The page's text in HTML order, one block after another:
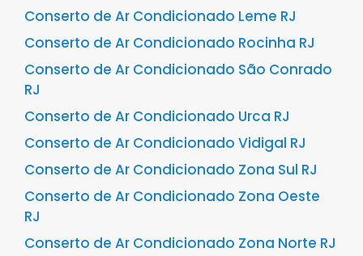
Conserto de Ar Condicionado Leme RJ
Conserto de Ar Condicionado Rocinha RJ
Conserto de Ar Condicionado São Conrado
RJ
Conserto de Ar Condicionado Urca RJ
Conserto de Ar Condicionado Vidigal RJ
Conserto de Ar Condicionado Zona Sul RJ
Conserto de Ar Condicionado Zona Oeste
RJ
Conserto de Ar Condicionado Zona Norte RJ